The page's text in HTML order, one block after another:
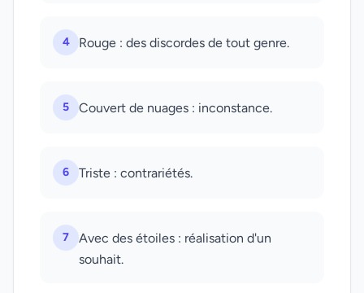
4 Rouge : des discordes de tout genre.
5 Couvert de nuages : inconstance.
6 Triste : contrariétés.
7
Avec des étoiles : réalisation d'un
souhait.